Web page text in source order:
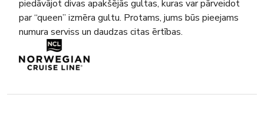
piedāvājot divas apakšējās gultas, kuras var pārveidot
par “queen” izmēra gultu. Protams, jums būs pieejams
numura serviss un daudzas citas ērtības.